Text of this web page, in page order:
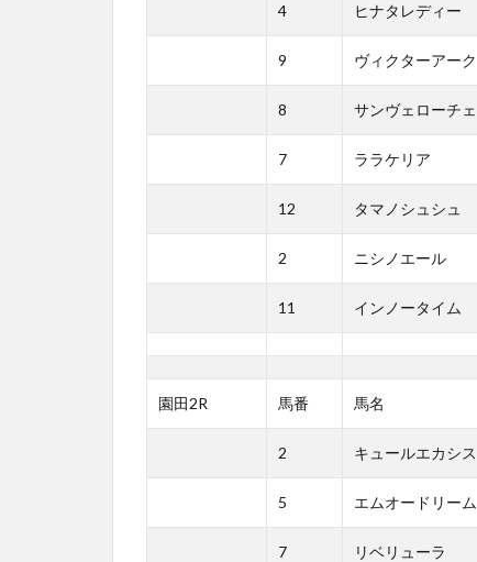
4 ヒナタレディー
9 ヴィクターアーク
8 サンヴェローチェ
7 ララケリア
12 タマノシュシュ
2 ニシノエール
11 インノータイム
園田2R 馬番 馬名
2 キュールエカシス
5 エムオードリーム
7 リベリューラ